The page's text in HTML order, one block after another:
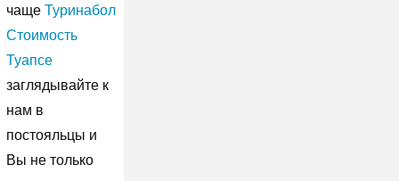
чаще Туринабол
Стоимость
Туапсе
заглядывайте к
нам в
постояльцы и
Вы не только